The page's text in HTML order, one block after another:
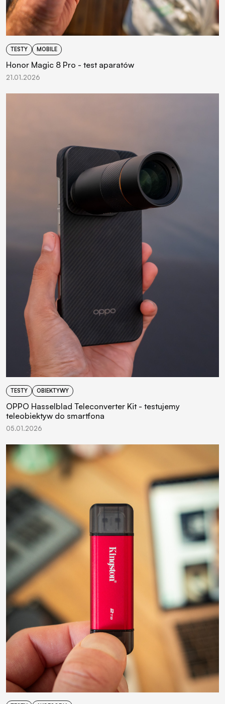
TESTY MOBILE
Honor Magic 8 Pro - test aparatów
21.01.2026
TESTY OBIEKTYWY
OPPO Hasselblad Teleconverter Kit - testujemy
teleobiektyw do smartfona
05.01.2026